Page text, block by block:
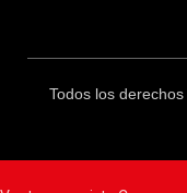
Todos los